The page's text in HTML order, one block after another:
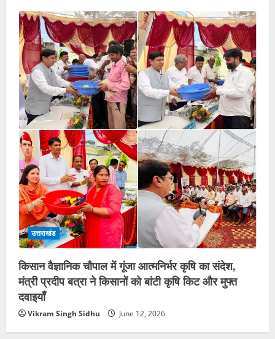
उत्तराखंड
किसान वैज्ञानिक चौपाल में गूंजा आत्मनिर्भर कृषि का संदेश,
मंत्री प्रदीप बत्रा ने किसानों को बांटी कृषि किट और मुफ्त
दवाइयाँ
Vikram Singh Sidhu June 12, 2026